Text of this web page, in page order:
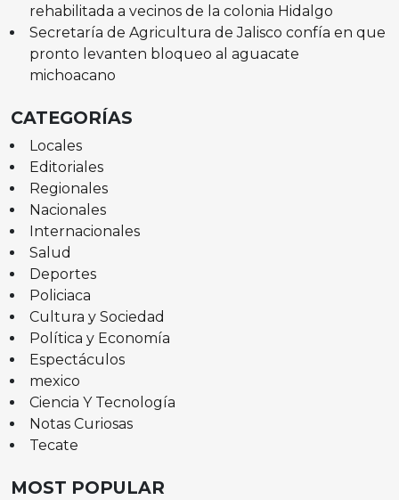
rehabilitada a vecinos de la colonia Hidalgo
Secretaría de Agricultura de Jalisco confía en que
pronto levanten bloqueo al aguacate
michoacano
CATEGORÍAS
Locales
Editoriales
Regionales
Nacionales
Internacionales
Salud
Deportes
Policiaca
Cultura y Sociedad
Política y Economía
Espectáculos
mexico
Ciencia Y Tecnología
Notas Curiosas
Tecate
MOST POPULAR